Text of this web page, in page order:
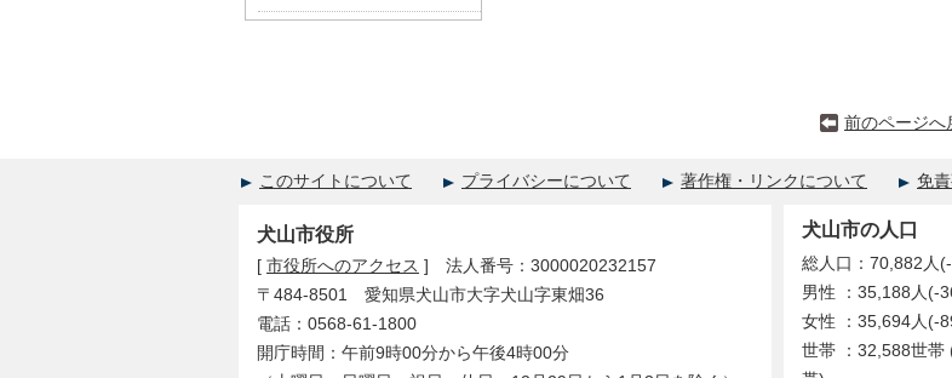
前のページへ
このサイトについて プライバシーについて 著作権・リンクについて 免
犬山市役所
[ 市役所へのアクセス ] 法人番号：3000020232157
〒484-8501 愛知県犬山市大字犬山字東畑36
電話：0568-61-1800
開庁時間：午前9時00分から午後4時00分
犬山市の人口
総人口：70,882人
男性 ：35,188人(-
女性 ：35,694人(-
世帯 ：32,588世帯